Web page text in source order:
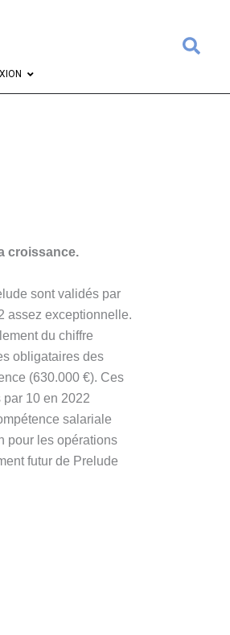
croissance.
sont validés par
assez exceptionnelle.
du chiffre
obligataires des
(630.000 €). Ces
10 en 2022
salariale
pour les opérations
futur de Prelude